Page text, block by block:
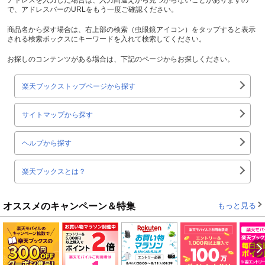
で、アドレスバーのURLをもう一度ご確認ください。
商品名から探す場合は、右上部の検索（虫眼鏡アイコン）をタップすると表示
される検索ボックスにキーワードを入れて検索してください。
お探しのコンテンツがある場合は、下記のページからお探しください。
楽天ブックストップページから探す
サイトマップから探す
ヘルプから探す
楽天ブックスとは？
オススメのキャンペーン＆特集 もっと見る